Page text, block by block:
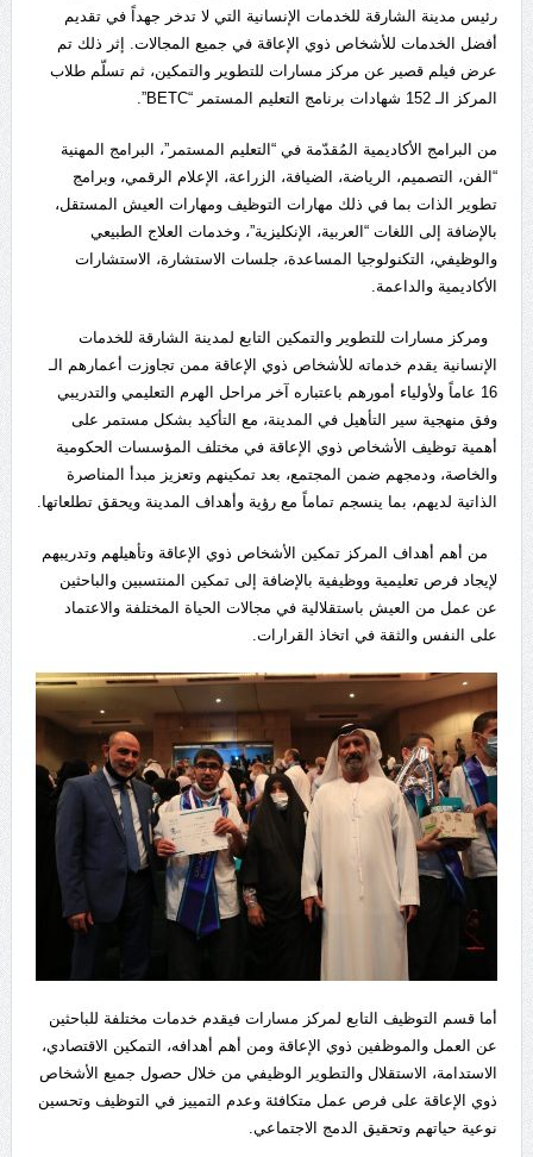
رئيس مدينة الشارقة للخدمات الإنسانية التي لا تدخر جهداً في تقديم
أفضل الخدمات للأشخاص ذوي الإعاقة في جميع المجالات. إثر ذلك تم
عرض فيلم قصير عن مركز مسارات للتطوير والتمكين، ثم تسلّم طلاب
المركز الـ 152 شهادات برنامج التعليم المستمر “BETC”.
من البرامج الأكاديمية المُقدّمة في “التعليم المستمر”، البرامج المهنية
“الفن، التصميم، الرياضة، الضيافة، الزراعة، الإعلام الرقمي، وبرامج
تطوير الذات بما في ذلك مهارات التوظيف ومهارات العيش المستقل،
بالإضافة إلى اللغات “العربية، الإنكليزية”، وخدمات العلاج الطبيعي
والوظيفي، التكنولوجيا المساعدة، جلسات الاستشارة، الاستشارات
الأكاديمية والداعمة.
ومركز مسارات للتطوير والتمكين التابع لمدينة الشارقة للخدمات
الإنسانية يقدم خدماته للأشخاص ذوي الإعاقة ممن تجاوزت أعمارهم الـ
16 عاماً ولأولياء أمورهم باعتباره آخر مراحل الهرم التعليمي والتدريبي
وفق منهجية سير التأهيل في المدينة، مع التأكيد بشكل مستمر على
أهمية توظيف الأشخاص ذوي الإعاقة في مختلف المؤسسات الحكومية
والخاصة، ودمجهم ضمن المجتمع، بعد تمكينهم وتعزيز مبدأ المناصرة
الذاتية لديهم، بما ينسجم تماماً مع رؤية وأهداف المدينة ويحقق تطلعاتها.
من أهم أهداف المركز تمكين الأشخاص ذوي الإعاقة وتأهيلهم وتدريبهم
لإيجاد فرص تعليمية ووظيفية بالإضافة إلى تمكين المنتسبين والباحثين
عن عمل من العيش باستقلالية في مجالات الحياة المختلفة والاعتماد
على النفس والثقة في اتخاذ القرارات.
أما قسم التوظيف التابع لمركز مسارات فيقدم خدمات مختلفة للباحثين
عن العمل والموظفين ذوي الإعاقة ومن أهم أهدافه، التمكين الاقتصادي،
الاستدامة، الاستقلال والتطوير الوظيفي من خلال حصول جميع الأشخاص
ذوي الإعاقة على فرص عمل متكافئة وعدم التمييز في التوظيف وتحسين
نوعية حياتهم وتحقيق الدمج الاجتماعي.